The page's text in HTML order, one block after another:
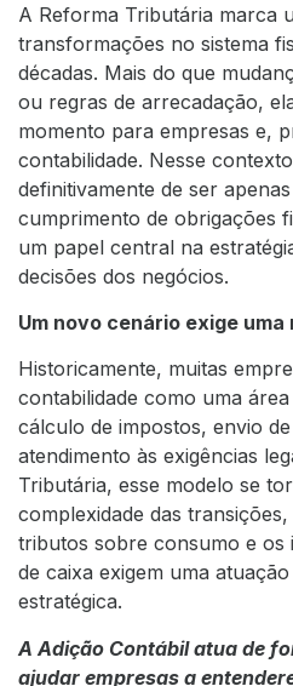
A Reforma Tributária marca
transformações no sistema
décadas. Mais do que
ou regras de arrecadação,
momento para empresas e,
contabilidade. Nesse
definitivamente de ser
cumprimento de obrigações
um papel central na
decisões dos negócios.
Um novo cenário exige
Historicamente, muitas
contabilidade como uma
cálculo de impostos, envio
atendimento às exigências
Tributária, esse modelo se
complexidade das
tributos sobre consumo e
de caixa exigem uma
estratégica.
A Adição Contábil atua de
ajudar empresas a